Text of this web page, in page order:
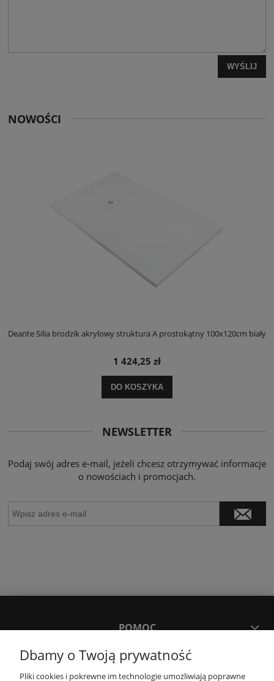
WYŚLIJ
NOWOŚCI
Deante Silia brodzik akrylowy struktura A prostokątny 100x120cm biały
1 424,25 zł
DO KOSZYKA
NEWSLETTER
Podaj swój adres e-mail, jeżeli chcesz otrzymywać informacje
o nowościach i promocjach.
POMOC
MOJE KONTO
Dbamy o Twoją prywatność
Pliki cookies i pokrewne im technologie umożliwiają poprawne